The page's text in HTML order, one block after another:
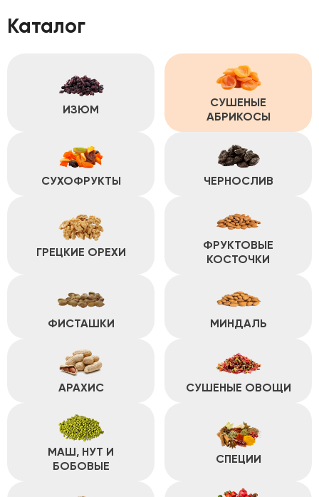
Каталог
ИЗЮМ
СУШЕНЫЕ
АБРИКОСЫ
СУХОФРУКТЫ ЧЕРНОСЛИВ
ГРЕЦКИЕ ОРЕХИ
ФРУКТОВЫЕ
КОСТОЧКИ
ФИСТАШКИ МИНДАЛЬ
АРАХИС СУШЕНЫЕ ОВОЩИ
МАШ, НУТ И
БОБОВЫЕ
СПЕЦИИ